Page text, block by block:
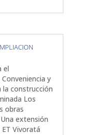
el
y
la construcción
Los
obras
extensión
Vivoratá